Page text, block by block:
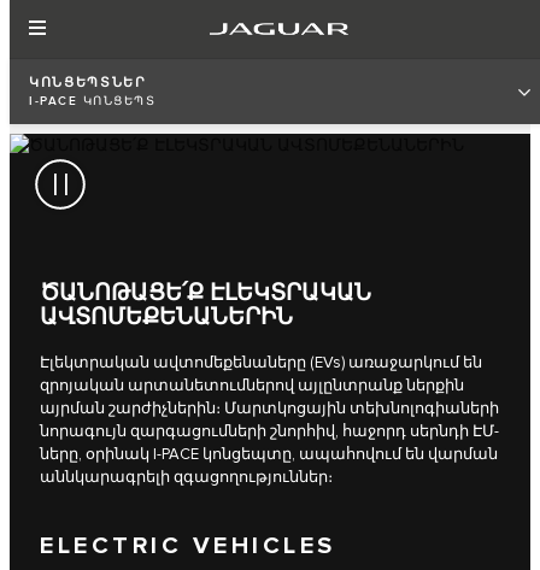
ԿՈՆՑԵՊՏՆԵՐ
I‑PACE ԿՈՆՑԵՊՏ
ԾԱՆՈԹԱՑԵ՛Ք ԷԼԵԿՏՐԱԿԱՆ
ԱՎՏՈՄԵՔԵՆԱՆԵՐԻՆ
Էլեկտրական ավտոմեքենաները (EVs) առաջարկում են
զրոյական արտանետումներով այլընտրանք ներքին
այրման շարժիչներին։ Մարտկոցային տեխնոլոգիաների
նորագույն զարգացումների շնորհիվ, հաջորդ սերնդի ԷՄ-
ները, օրինակ I‑PACE կոնցեպտը, ապահովում են վարման
աննկարագրելի զգացողություններ։
ELECTRIC VEHICLES